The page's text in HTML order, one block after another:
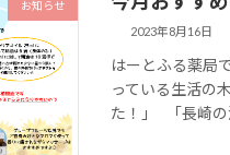
お知らせ
2023年8月16日
はーとふる薬局
っている生活の
た！」 「長崎の